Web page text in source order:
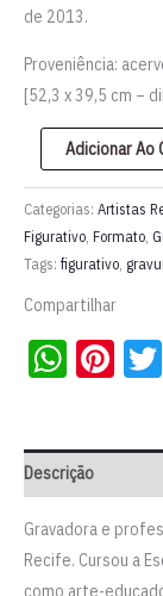
de 2013.
Proveniência:
[52,3 x 39,5 cm –
Gravura
em
metal
"Pescadores
II"
l
Carvalheira
Adicionar Ao
Categorias: Artistas
Figurativo, Formato,
Tags: figurativo,
Compartilhar
Descrição
Gravadora e
Recife. Cursou a
como arte-